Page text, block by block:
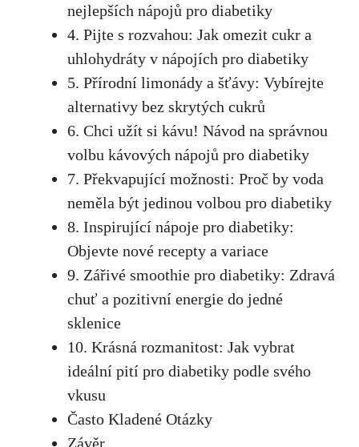
nejlepších nápojů pro diabetiky
4. Pijte​ s rozvahou:‌ Jak omezit cukr a
⁢uhlohydráty v nápojích pro diabetiky
5. Přírodní limonády a⁢ šťávy: ⁤Vybírejte
alternativy bez⁢ skrytých cukrů
6. ‌Chci​ užít ⁢si​ kávu!‌ Návod na‍ správnou
volbu kávových nápojů pro ⁢diabetiky
7. Překvapující možnosti: Proč by voda
neměla být jedinou volbou pro diabetiky
8. Inspirující‌ nápoje⁣ pro diabetiky:
‍Objevte ‍nové ‌recepty a variace
9.⁢ Zářivé smoothie⁢ pro diabetiky: Zdravá
chuť a pozitivní energie do jedné
⁢sklenice
10. Krásná rozmanitost:​ Jak vybrat
ideální ‍pití pro diabetiky ⁣podle svého
vkusu
Často⁣ Kladené Otázky
Závěr